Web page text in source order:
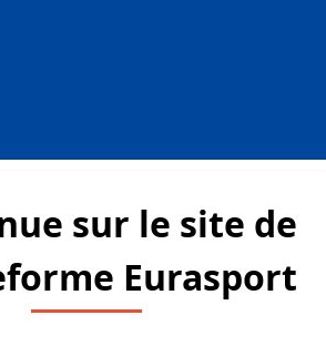
sur le site de
Eurasport